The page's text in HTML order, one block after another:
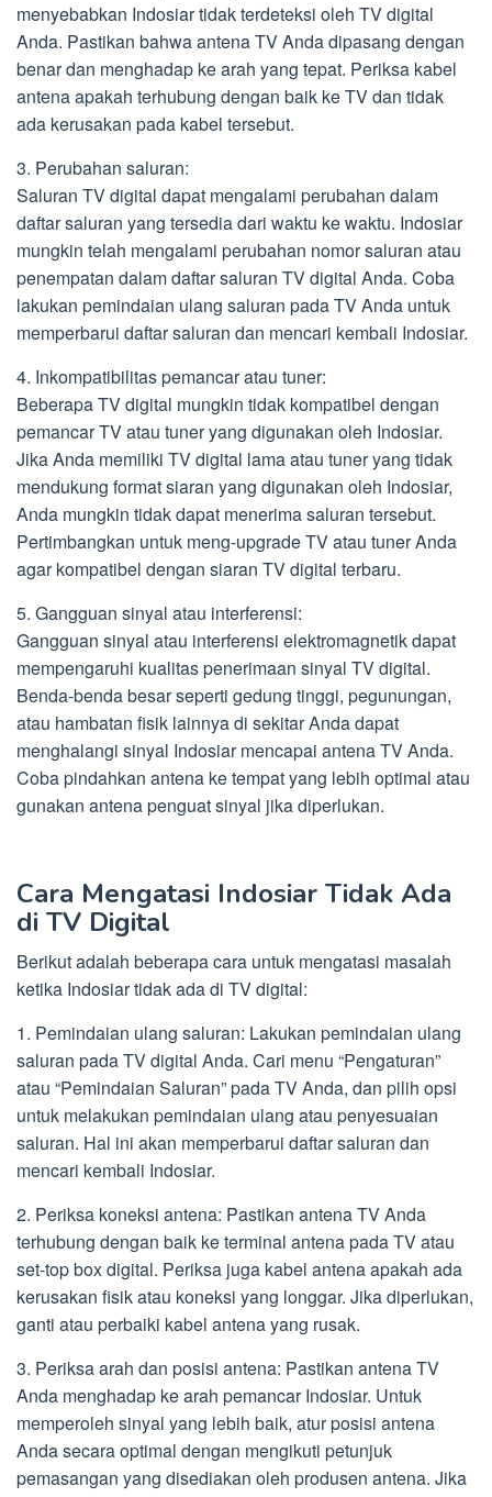
menyebabkan Indosiar tidak terdeteksi oleh TV digital
Anda. Pastikan bahwa antena TV Anda dipasang dengan
benar dan menghadap ke arah yang tepat. Periksa kabel
antena apakah terhubung dengan baik ke TV dan tidak
ada kerusakan pada kabel tersebut.
3. Perubahan saluran:
Saluran TV digital dapat mengalami perubahan dalam
daftar saluran yang tersedia dari waktu ke waktu. Indosiar
mungkin telah mengalami perubahan nomor saluran atau
penempatan dalam daftar saluran TV digital Anda. Coba
lakukan pemindaian ulang saluran pada TV Anda untuk
memperbarui daftar saluran dan mencari kembali Indosiar.
4. Inkompatibilitas pemancar atau tuner:
Beberapa TV digital mungkin tidak kompatibel dengan
pemancar TV atau tuner yang digunakan oleh Indosiar.
Jika Anda memiliki TV digital lama atau tuner yang tidak
mendukung format siaran yang digunakan oleh Indosiar,
Anda mungkin tidak dapat menerima saluran tersebut.
Pertimbangkan untuk meng-upgrade TV atau tuner Anda
agar kompatibel dengan siaran TV digital terbaru.
5. Gangguan sinyal atau interferensi:
Gangguan sinyal atau interferensi elektromagnetik dapat
mempengaruhi kualitas penerimaan sinyal TV digital.
Benda-benda besar seperti gedung tinggi, pegunungan,
atau hambatan fisik lainnya di sekitar Anda dapat
menghalangi sinyal Indosiar mencapai antena TV Anda.
Coba pindahkan antena ke tempat yang lebih optimal atau
gunakan antena penguat sinyal jika diperlukan.
Cara Mengatasi Indosiar Tidak Ada
di TV Digital
Berikut adalah beberapa cara untuk mengatasi masalah
ketika Indosiar tidak ada di TV digital:
1. Pemindaian ulang saluran: Lakukan pemindaian ulang
saluran pada TV digital Anda. Cari menu “Pengaturan”
atau “Pemindaian Saluran” pada TV Anda, dan pilih opsi
untuk melakukan pemindaian ulang atau penyesuaian
saluran. Hal ini akan memperbarui daftar saluran dan
mencari kembali Indosiar.
2. Periksa koneksi antena: Pastikan antena TV Anda
terhubung dengan baik ke terminal antena pada TV atau
set-top box digital. Periksa juga kabel antena apakah ada
kerusakan fisik atau koneksi yang longgar. Jika diperlukan,
ganti atau perbaiki kabel antena yang rusak.
3. Periksa arah dan posisi antena: Pastikan antena TV
Anda menghadap ke arah pemancar Indosiar. Untuk
memperoleh sinyal yang lebih baik, atur posisi antena
Anda secara optimal dengan mengikuti petunjuk
pemasangan yang disediakan oleh produsen antena. Jika